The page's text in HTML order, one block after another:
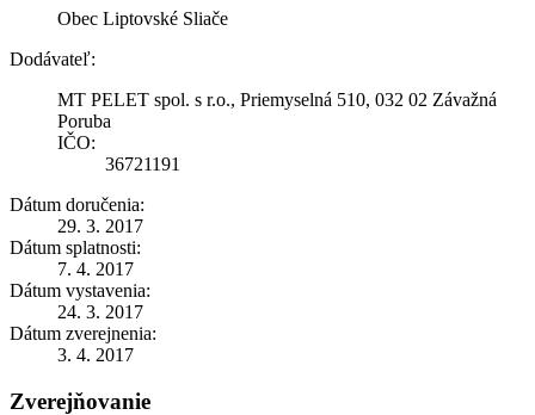
Obec Liptovské Sliače
Dodávateľ:
MT PELET spol. s r.o., Priemyselná 510, 032 02 Závažná
Poruba
IČO:
36721191
Dátum doručenia:
29. 3. 2017
Dátum splatnosti:
7. 4. 2017
Dátum vystavenia:
24. 3. 2017
Dátum zverejnenia:
3. 4. 2017
Zverejňovanie